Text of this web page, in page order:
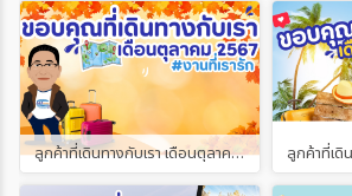
ลูกค้าที่เดินทางกับเรา เดือนตุลาคม 2567